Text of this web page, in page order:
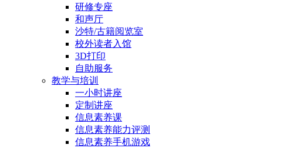
研修专座
和声厅
沙特/古籍阅览室
校外读者入馆
3D打印
自助服务
教学与培训
一小时讲座
定制讲座
信息素养课
信息素养能力评测
信息素养手机游戏